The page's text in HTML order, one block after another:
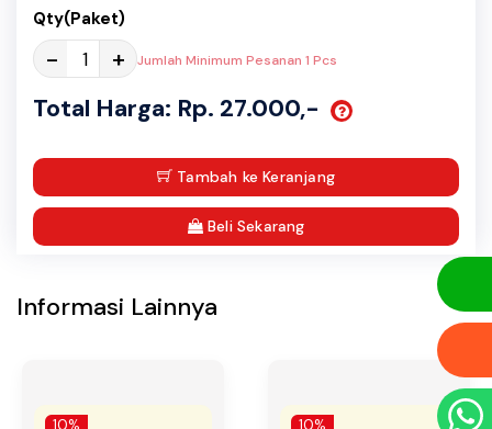
Qty(Paket)
- + Jumlah Minimum Pesanan 1 Pcs
Total Harga: Rp. 27.000,-
Tambah ke Keranjang
Beli Sekarang
Informasi Lainnya
10% 10%